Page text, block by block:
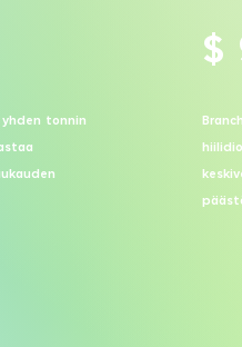
tonnin
$